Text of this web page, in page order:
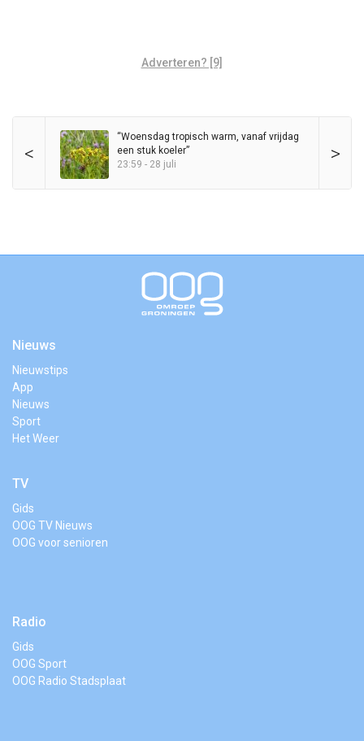
Adverteren? [9]
< >
“Woensdag tropisch warm, vanaf vrijdag
een stuk koeler”
23:59 - 28 juli
Nieuws
Nieuwstips
App
Nieuws
Sport
Het Weer
TV
Gids
OOG TV Nieuws
OOG voor senioren
Radio
Gids
OOG Sport
OOG Radio Stadsplaat